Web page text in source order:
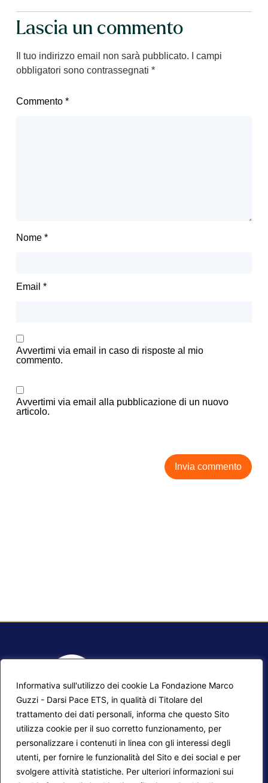
Informativa sull'utilizzo dei cookie La Fondazione Marco
Guzzi - Darsi Pace ETS, in qualità di Titolare del
trattamento dei dati personali, informa che questo Sito
utilizza cookie per il suo corretto funzionamento, per
personalizzare i contenuti in linea con gli interessi degli
utenti, per fornire le funzionalità del Sito e dei social e per
svolgere attività statistiche. Per ulteriori informazioni sui
Lascia un commento
Il tuo indirizzo email non sarà pubblicato.
I campi
obbligatori sono contrassegnati *
Commento *
Nome *
Email *
Avvertimi via email in caso di risposte al mio
commento.
Avvertimi via email alla pubblicazione di un nuovo
articolo.
Mappa del sito
Contatti
Calendario corsi